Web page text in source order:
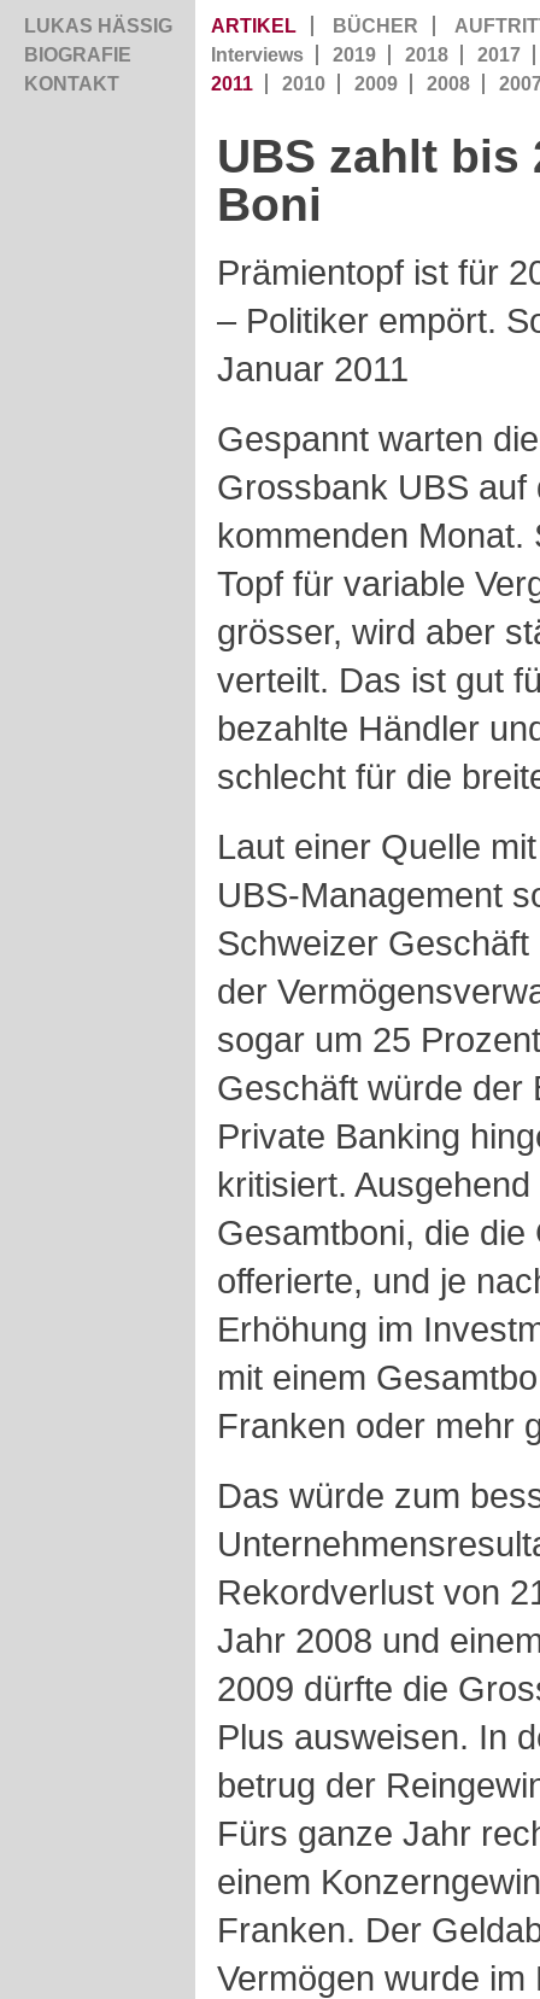
LUKAS HÄSSIG
BIOGRAFIE
KONTAKT
ARTIKEL BÜCHER
Interviews
2019 2018
2017
2011
2010 2009 2008
UBS zahlt bis
Boni
Prämientopf ist für
– Politiker empört.
Januar 2011
Gespannt warten
Grossbank UBS
kommenden
Topf für variable
grösser, wird aber
verteilt. Das ist gut
bezahlte Händler
schlecht für die
Laut einer Quelle
UBS-Management
Schweizer
der
sogar um 25
Geschäft würde der
Private Banking
kritisiert.
Gesamtboni, die
offerierte, und je
Erhöhung im
mit einem
Franken oder mehr
Das würde zum
Rekordverlust von
Jahr 2008 und
2009 dürfte die
Plus ausweisen. In
betrug der
Fürs ganze Jahr
einem
Franken. Der
Vermögen wurde